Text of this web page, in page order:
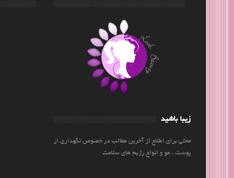
زیبا باشید
محلی برای اطلاع از آخرین مطالب در خصوص نگهداری از
پوست ، مو و انواع رژیم های سلامت